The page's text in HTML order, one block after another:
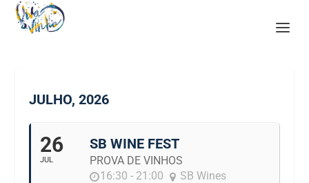
JULHO, 2026
26
JUL
SB WINE FEST
PROVA DE VINHOS
16:30 - 21:00
SB Wines